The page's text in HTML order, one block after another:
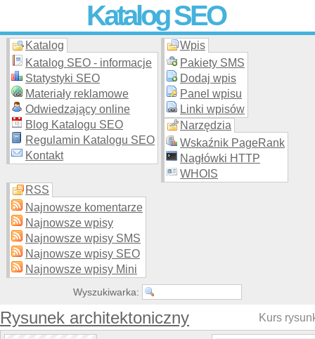
Katalog SEO
Skuteczna i promocja stron WWW –
moderowanego katalogu za darmo!
Katalog
Katalog SEO - informacje
Statystyki SEO
Materiały reklamowe
Odwiedzający online
Blog Katalogu SEO
Regulamin Katalogu SEO
Kontakt
Wpis
Pakiety SMS
Dodaj wpis
Panel wpisu
Linki wpisów
Narzędzia
Wskaźnik PageRank
Nagłówki HTTP
WHOIS
RSS
Najnowsze komentarze
Najnowsze wpisy
Najnowsze wpisy SMS
Najnowsze wpisy SEO
Najnowsze wpisy Mini
Wyszukiwarka:
Rysunek architektoniczny Kurs